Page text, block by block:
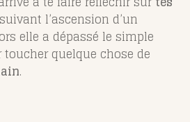
l’ascension d’un
elle a dépassé le simple
quelque chose de
.